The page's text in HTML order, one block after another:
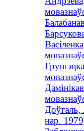
Доўгаль,
нар.